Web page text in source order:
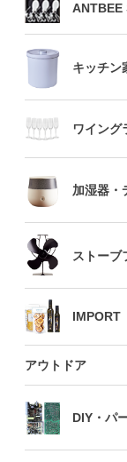
ANTBEE
キッチン
ワイング
加湿器・
ストーブ
IMPORT
アウトドア
DIY・パ